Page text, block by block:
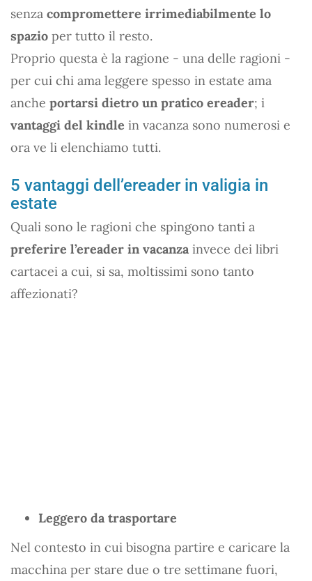
senza compromettere irrimediabilmente lo
spazio per tutto il resto.
Proprio questa è la ragione - una delle ragioni -
per cui chi ama leggere spesso in estate ama
anche portarsi dietro un pratico ereader; i
vantaggi del kindle in vacanza sono numerosi e
ora ve li elenchiamo tutti.
5 vantaggi dell’ereader in valigia in
estate
Quali sono le ragioni che spingono tanti a
preferire l’ereader in vacanza invece dei libri
cartacei a cui, si sa, moltissimi sono tanto
affezionati?
Leggero da trasportare
Nel contesto in cui bisogna partire e caricare la
macchina per stare due o tre settimane fuori,